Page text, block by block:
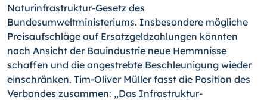
Naturinfrastruktur-Gesetz des
Bundesumweltministeriums. Insbesondere mögliche
Preisaufschläge auf Ersatzgeldzahlungen könnten
nach Ansicht der Bauindustrie neue Hemmnisse
schaffen und die angestrebte Beschleunigung wieder
einschränken. Tim-Oliver Müller fasst die Position des
Verbandes zusammen: „Das Infrastruktur-